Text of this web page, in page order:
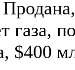
газа,
$400